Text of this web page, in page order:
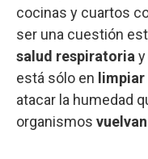
cocinas y cuartos
ser una cuestión
salud respiratoria y
está sólo en
atacar la humedad
organismos